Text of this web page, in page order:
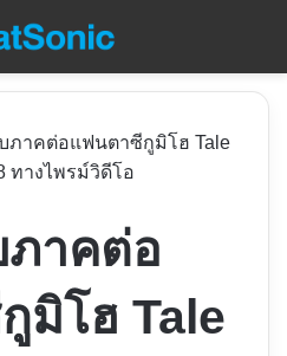
ภาคต่อแฟนตาซีกูมิโฮ Tale
ทางไพรม์วิดีโอ
ภาคต่อ
มิโฮ Tale